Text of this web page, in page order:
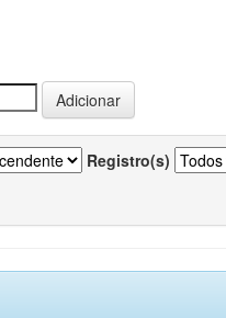
Registro(s)